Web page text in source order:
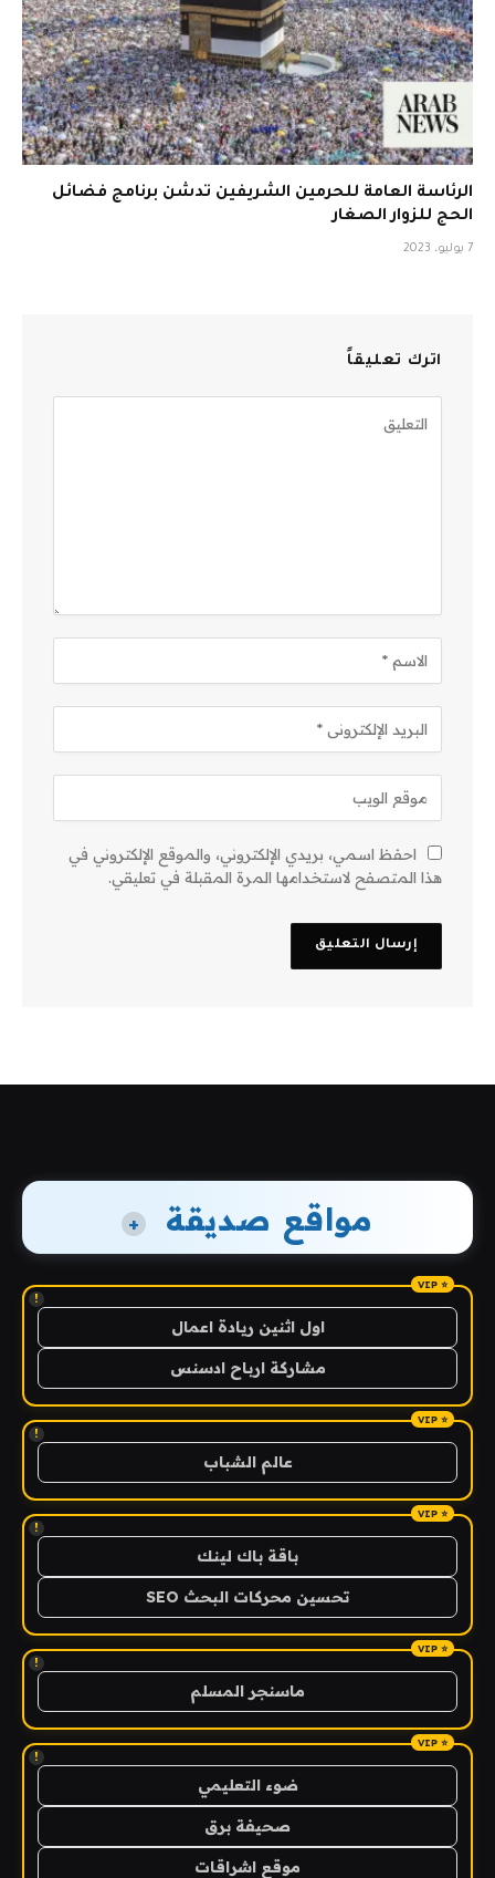
الرئاسة العامة للحرمين الشريفين تدشن برنامج فضائل
الحج للزوار الصغار
7 يوليو، 2023
اترك تعليقاً
احفظ اسمي، بريدي الإلكتروني، والموقع الإلكتروني في
هذا المتصفح لاستخدامها المرة المقبلة في تعليقي.
مواقع صديقة +
!
اول اثنين ريادة اعمال
مشاركة ارباح ادسنس
!
عالم الشباب
!
باقة باك لينك
تحسين محركات البحث SEO
!
ماسنجر المسلم
!
ضوء التعليمي
صحيفة برق
موقع اشراقات